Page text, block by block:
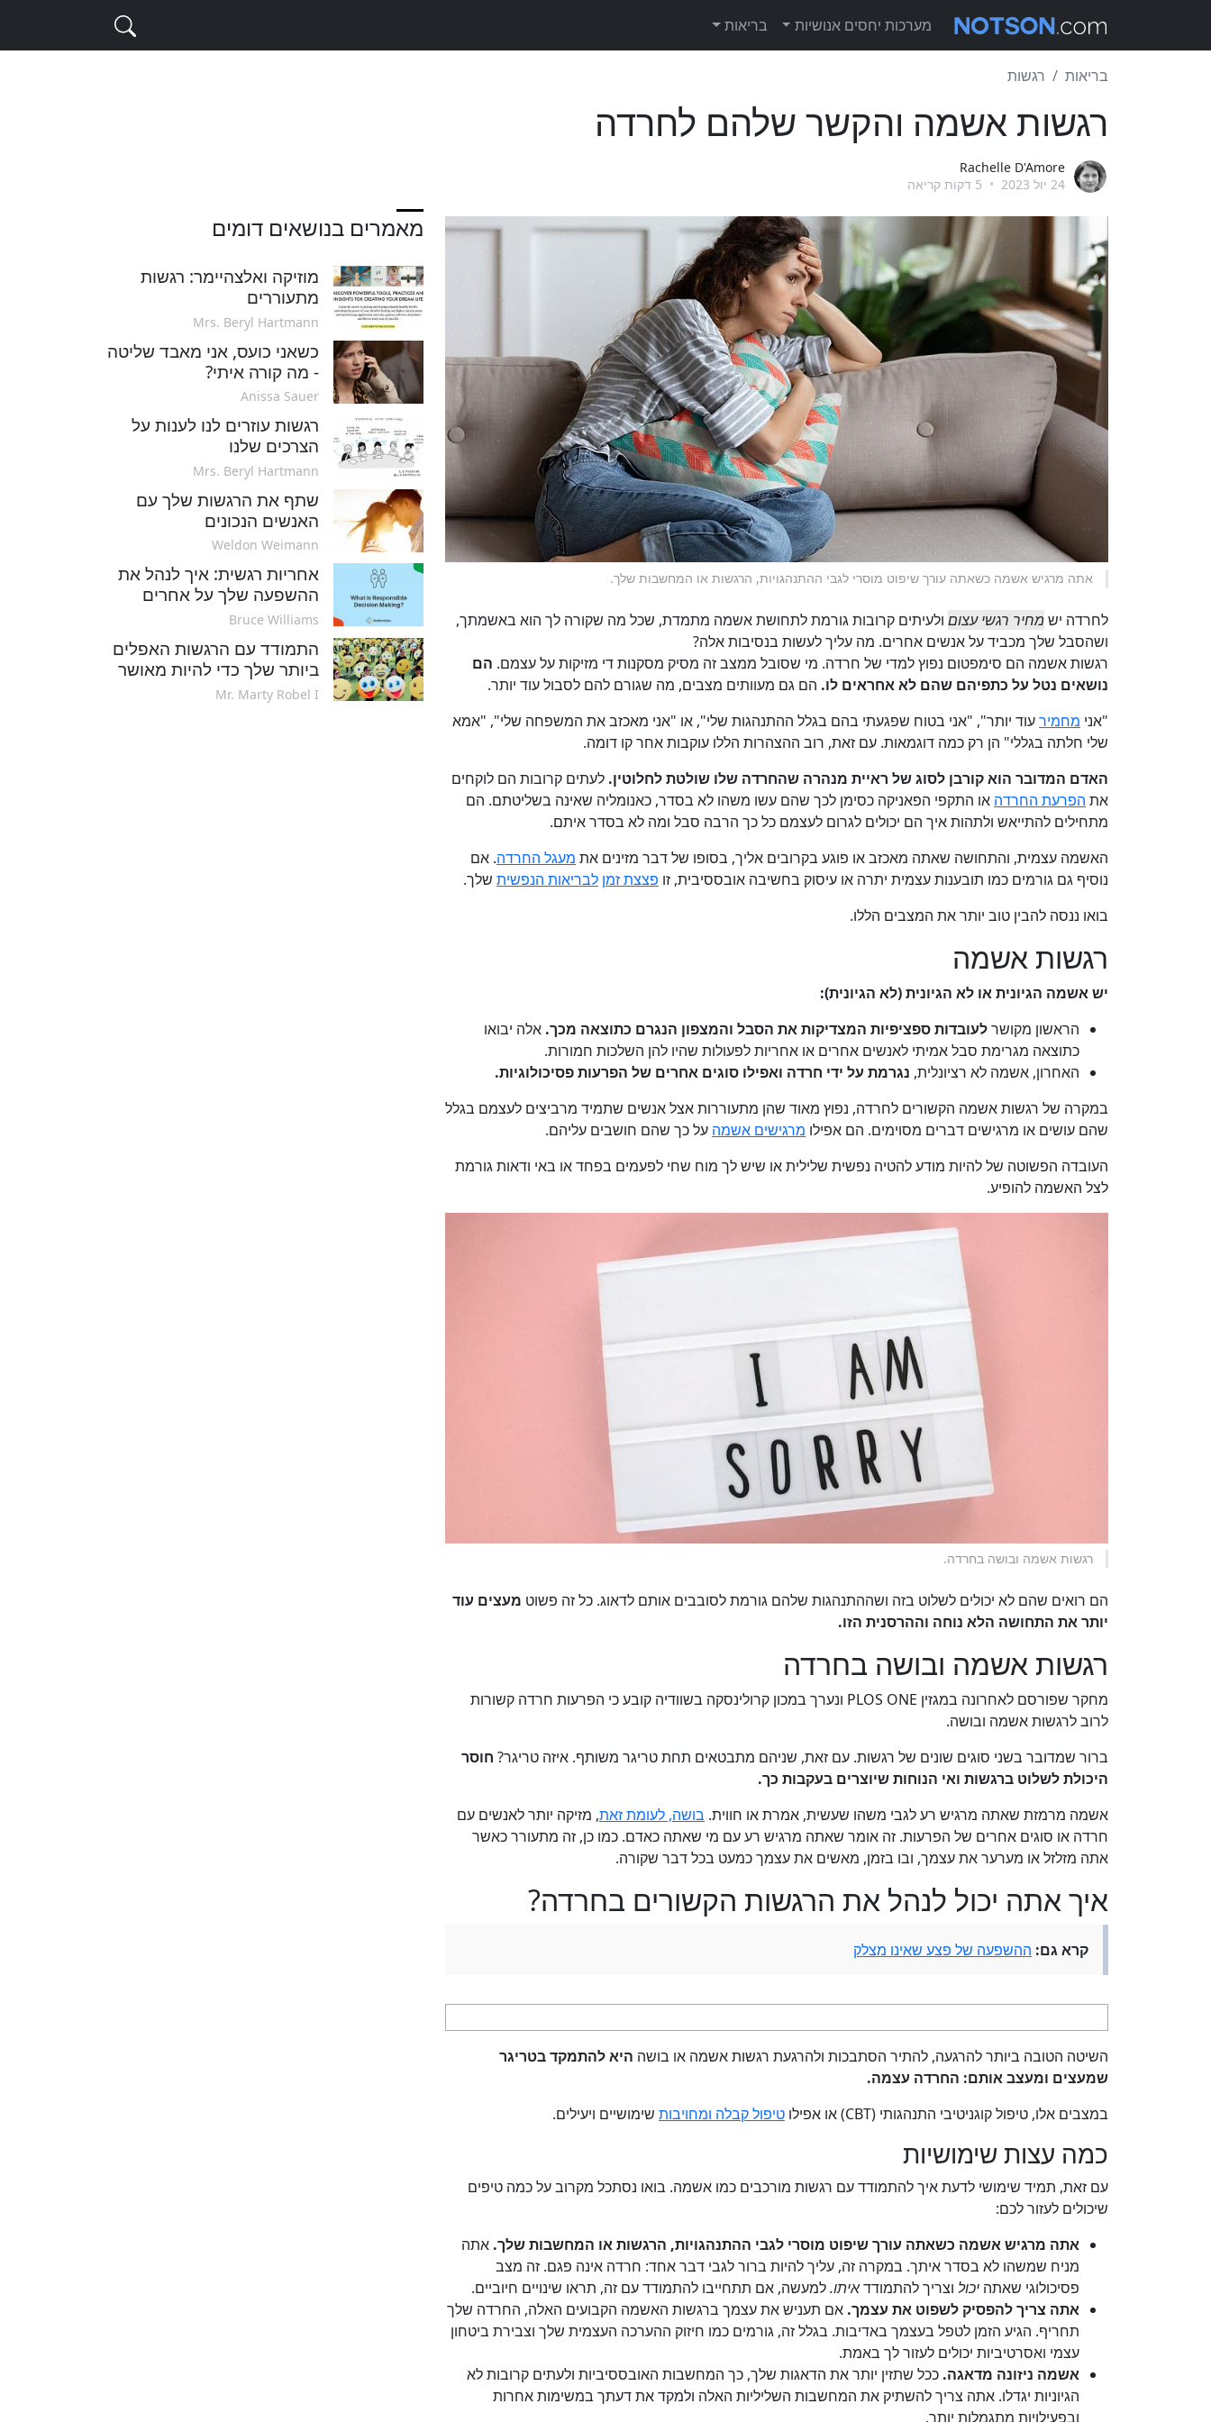
מערכות יחסים אנושיות בריאות
בריאות רגשות
רגשות אשמה והקשר שלהם לחרדה
Rachelle D'Amore
24 יול 2023
•
אתה מרגיש אשמה כשאתה עורך שיפוט מוסרי לגבי ההתנהגויות, הרגשות או המחשבות שלך.
לחרדה יש מחיר רגשי עצום ולעיתים קרובות גורמת לתחושת אשמה מתמדת, שכל מה שקורה לך הוא באשמתך,
ושהסבל שלך מכביד על אנשים אחרים. מה עליך לעשות בנסיבות אלה?
רגשות אשמה הם סימפטום נפוץ למדי של חרדה. מי שסובל ממצב זה מסיק מסקנות די מזיקות על עצמם. הם
נושאים נטל על כתפיהם שהם לא אחראים לו. הם גם מעוותים מצבים, מה שגורם להם לסבול עוד יותר.
"אני מחמירעוד יותר", "אני בטוח שפגעתי בהם בגלל ההתנהגות שלי", או "אני מאכזב את המשפחה שלי", "אמא
שלי חלתה בגללי" הן רק כמה דוגמאות. עם זאת, רוב ההצהרות הללו עוקבות אחר קו דומה.
האדם המדובר הוא קורבן לסוג של ראיית מנהרה שהחרדה שלו שולטת לחלוטין. לעתים קרובות הם לוקחים
את הפרעת החרדה או התקפי הפאניקה כסימן לכך שהם עשו משהו לא בסדר, כאנומליה שאינה בשליטתם. הם
מתחילים להתייאש ולתהות איך הם יכולים לגרום לעצמם כל כך הרבה סבל ומה לא בסדר איתם.
האשמה עצמית, והתחושה שאתה מאכזב או פוגע בקרובים אליך, בסופו של דבר מזינים את מעגל החרדה. אם
נוסיף גם גורמים כמו תובענות עצמית יתרה או עיסוק בחשיבה אובססיבית, זו פצצת זמן לבריאות הנפשית שלך.
בואו ננסה להבין טוב יותר את המצבים הללו.
רגשות אשמה
יש אשמה הגיונית או לא הגיונית (לא הגיונית):
הראשון מקושרלעובדות ספציפיות המצדיקות את הסבל והמצפון הנגרם כתוצאה מכך. אלה יבואו
כתוצאה מגרימת סבל אמיתי לאנשים אחרים או אחריות לפעולות שהיו להן השלכות חמורות.
האחרון, אשמה לא רציונלית, נגרמת על ידי חרדה ואפילו סוגים אחרים של הפרעות פסיכולוגיות.
במקרה של רגשות אשמה הקשורים לחרדה, נפוץ מאוד שהן מתעוררות אצל אנשים שתמיד מרביצים לעצמם בגלל
שהם עושים או מרגישים דברים מסוימים. הם אפילו מרגישים אשמה על כך שהם חושבים עליהם.
העובדה הפשוטה של להיות מודע להטיה נפשית שלילית או שיש לך מוח שחי לפעמים בפחד או באי ודאות גורמת
לצל האשמה להופיע.
רגשות אשמה ובושה בחרדה.
הם רואים שהם לא יכולים לשלוט בזה ושההתנהגות שלהם גורמת לסובבים אותם לדאוג. כל זה פשוט מעצים עוד
יותר את התחושה הלא נוחה וההרסנית הזו.
רגשות אשמה ובושה בחרדה
מחקר שפורסם לאחרונה במגזין PLOS ONE ונערך במכון קרולינסקה בשוודיה קובע כי הפרעות חרדה קשורות
לרוב לרגשות אשמה ובושה.
ברור שמדובר בשני סוגים שונים של רגשות. עם זאת, שניהם מתבטאים תחת טריגר משותף. איזה טריגר? חוסר
היכולת לשלוט ברגשות ואי הנוחות שיוצרים בעקבות כך.
אשמה מרמזת שאתה מרגיש רע לגבי משהו שעשית, אמרת או חווית. בושה, לעומת זאת, מזיקה יותר לאנשים עם
חרדה או סוגים אחרים של הפרעות. זה אומר שאתה מרגיש רע עם מי שאתה כאדם. כמו כן, זה מתעורר כאשר
אתה מזלזל או מערער את עצמך, ובו בזמן, מאשים את עצמך כמעט בכל דבר שקורה.
איך אתה יכול לנהל את הרגשות הקשורים בחרדה?
קרא גם: ההשפעה של פצע שאינו מצלק
השיטה הטובה ביותר להרגעה, להתיר הסתבכות ולהרגעת רגשות אשמה או בושה היא להתמקד בטריגר
שמעצים ומעצב אותם: החרדה עצמה.
במצבים אלו, טיפול קוגניטיבי התנהגותי (CBT) או אפילו
טיפול קבלה ומחויבות שימושיים ויעילים.
כמה עצות שימושיות
עם זאת, תמיד שימושי לדעת איך להתמודד עם רגשות מורכבים כמו אשמה. בואו נסתכל מקרוב על כמה טיפים
שיכולים לעזור לכם:
אתה מרגיש אשמה כשאתה עורך שיפוט מוסרי לגבי ההתנהגויות, הרגשות או המחשבות שלך. אתה
מניח שמשהו לא בסדר איתך. במקרה זה, עליך להיות ברור לגבי דבר אחד: חרדה אינה פגם. זה מצב
פסיכולוגי שאתה יכול וצריך להתמודדאיתו.למעשה, אם תתחייבו להתמודד עם זה, תראו שינויים חיוביים.
אתה צריך להפסיק לשפוט את עצמך. אם תעניש את עצמך ברגשות האשמה הקבועים האלה, החרדה שלך
תחריף. הגיע הזמן לטפל בעצמך באדיבות. בגלל זה, גורמים כמו חיזוק ההערכה העצמית שלך וצבירת ביטחון
עצמי ואסרטיביות יכולים לעזור לך באמת.
אשמה ניזונה מדאגה. ככל שתזין יותר את הדאגות שלך, כך המחשבות האובססיביות ולעתים קרובות לא
הגיוניות יגדלו. אתה צריך להשתיק את המחשבות השליליות האלה ולמקד את דעתך במשימות אחרות
ובפעילויות מתגמלות יותר.
מאמרים בנושאים דומים
מוזיקה ואלצהיימר: רגשות
מתעוררים
Mrs. Beryl Hartmann
כשאני כועס, אני מאבד שליטה
- מה קורה איתי?
Anissa Sauer
רגשות עוזרים לנו לענות על
הצרכים שלנו
Mrs. Beryl Hartmann
שתף את הרגשות שלך עם
האנשים הנכונים
Weldon Weimann
אחריות רגשית: איך לנהל את
ההשפעה שלך על אחרים
Bruce Williams
התמודד עם הרגשות האפלים
ביותר שלך כדי להיות מאושר
Mr. Marty Robel I